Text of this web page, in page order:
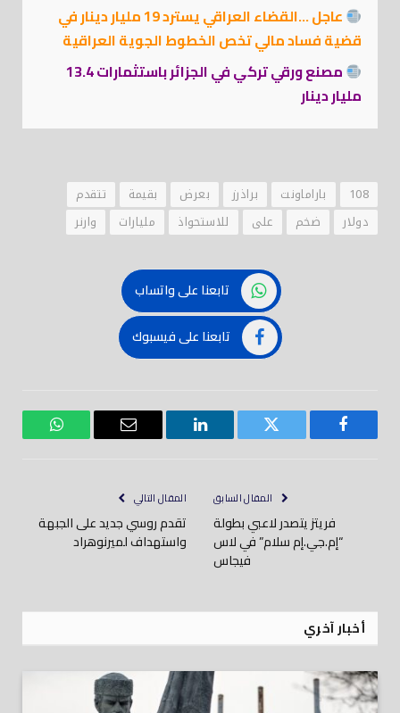
عاجل …القضاء العراقي يسترد 19 مليار دينار في
قضية فساد مالي تخص الخطوط الجوية العراقية
مصنع ورقي تركي في الجزائر باستثمارات 13.4
مليار دينار
108 باراماونت براذرز بعرض بقيمة
تتقدم
دولار
ضخم على للاستحواذ مليارات وارنر
تابعنا على واتساب
تابعنا على فيسبوك
فيسبوك تويتر لينكدود
بريد
واتساب
المقال السابق
فريتز يتصدر لاعبي بطولة
“إم.جي.إم سلام” في لاس
فيجاس
المقال التالي
تقدم روسي جديد على الجبهة
واستهداف لميرنوهراد
أخبار آخري